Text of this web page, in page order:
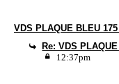
VDS PLAQUE BLEU
Re: VDS
12:37pm